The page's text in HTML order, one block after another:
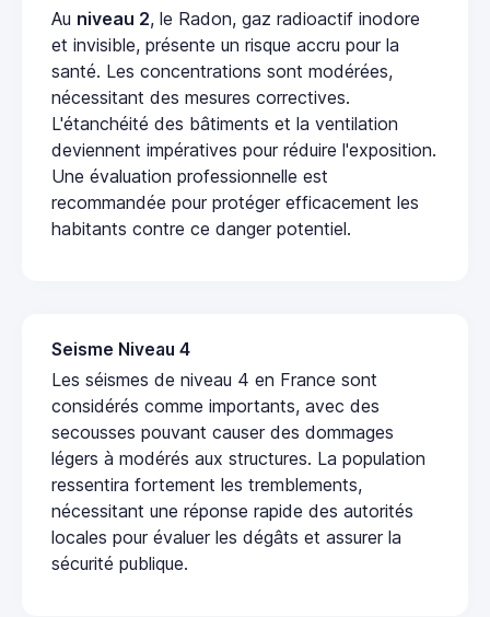
Au niveau 2, le Radon, gaz radioactif inodore
et invisible, présente un risque accru pour la
santé. Les concentrations sont modérées,
nécessitant des mesures correctives.
L'étanchéité des bâtiments et la ventilation
deviennent impératives pour réduire l'exposition.
Une évaluation professionnelle est
recommandée pour protéger efficacement les
habitants contre ce danger potentiel.
Seisme Niveau 4
Les séismes de niveau 4 en France sont
considérés comme importants, avec des
secousses pouvant causer des dommages
légers à modérés aux structures. La population
ressentira fortement les tremblements,
nécessitant une réponse rapide des autorités
locales pour évaluer les dégâts et assurer la
sécurité publique.